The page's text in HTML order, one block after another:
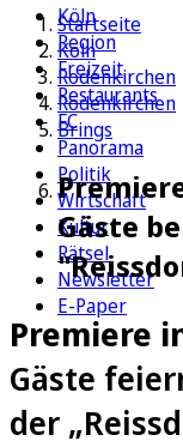
Köln
Region
Freizeit
Restaurants
FC
Panorama
Politik
Wirtschaft
Kultur
Rätsel
Newsletter
E-Paper
Startseite
Köln
Rodenkirchen
Rodenkirchen
Brings
Gäste
Premiere
Gäste
der